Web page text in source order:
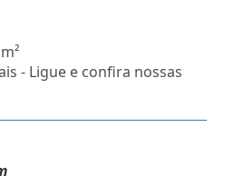
- Ligue e confira nossas